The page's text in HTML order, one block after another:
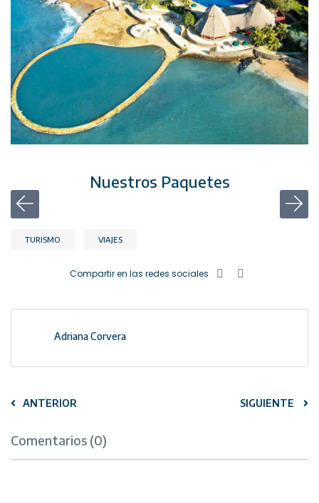
Nuestros Paquetes
TURISMO VIAJES
Compartir en las redes sociales
Adriana Corvera
ANTERIOR SIGUIENTE
Comentarios (0)